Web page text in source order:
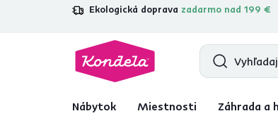
Ekologická doprava zadarmo nad 199 €
4,7 31 285overených
Nábytok Miestnosti Záhrada a